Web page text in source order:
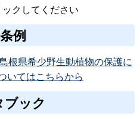
クしてください
例
根県希少野生動植物の保護に
いてはこちらから
ック